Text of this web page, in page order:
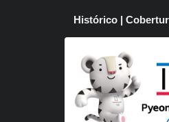
Histórico |